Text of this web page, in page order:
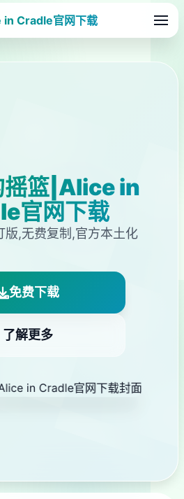
in Cradle官网下载
摇篮|Alice in
官网下载
版,无费复制,官方本土化
免费下载
了解更多